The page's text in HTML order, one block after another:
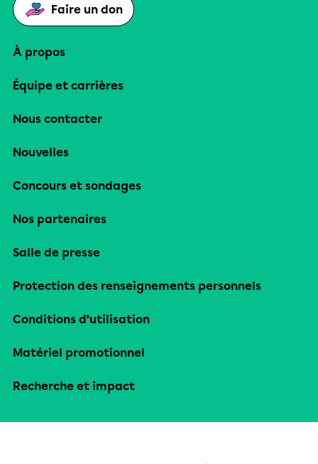
Faire un don
À propos
Équipe et carrières
Nous contacter
Nouvelles
Concours et sondages
Nos partenaires
Salle de presse
Protection des renseignements personnels
Conditions d’utilisation
Matériel promotionnel
Recherche et impact